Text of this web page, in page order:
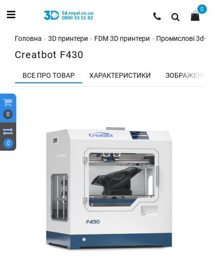
0
0
0
Головна 3D принтери FDM 3D принтери Промислові 3d-
Creatbot F430
ВСЕ ПРО ТОВАР ХАРАКТЕРИСТИКИ ЗОБРАЖЕННЯ